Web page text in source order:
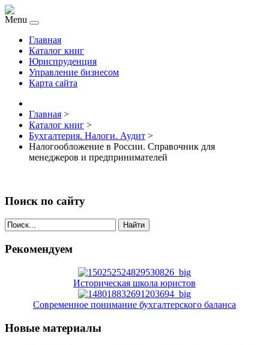
Menu
Главная
Каталог книг
Юриспруденция
Управление бизнесом
Карта сайта
Главная >
Каталог книг >
Бухгалтерия. Налоги. Аудит >
Налогообложение в России. Справочник для
менеджеров и предпринимателей
Поиск по сайту
Найти
Рекомендуем
Историческая школа юристов
Современное понимание бухгалтерского баланса
Новые материалы